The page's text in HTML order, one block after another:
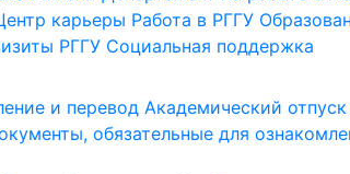
карьеры Работа в РГГУ
РГГУ Социальная поддержка
и перевод Академический отпуск
обязательные для